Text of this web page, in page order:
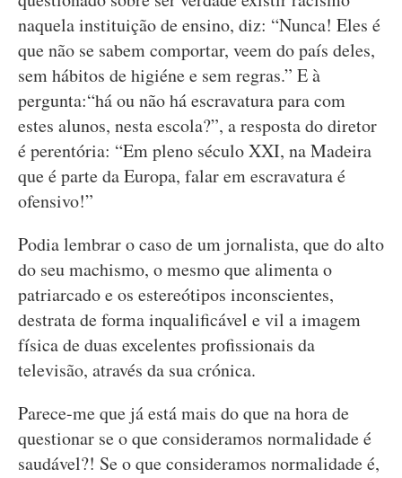
naquela instituição de ensino, diz: “Nunca! Eles é
que não se sabem comportar, veem do país deles,
sem hábitos de higiéne e sem regras.” E à
pergunta:“há ou não há escravatura para com
estes alunos, nesta escola?”, a resposta do diretor
é perentória: “Em pleno século XXI, na Madeira
que é parte da Europa, falar em escravatura é
ofensivo!”
Podia lembrar o caso de um jornalista, que do alto
do seu machismo, o mesmo que alimenta o
patriarcado e os estereótipos inconscientes,
destrata de forma inqualificável e vil a imagem
física de duas excelentes profissionais da
televisão, através da sua crónica.
Parece-me que já está mais do que na hora de
questionar se o que consideramos normalidade é
saudável?! Se o que consideramos normalidade é,